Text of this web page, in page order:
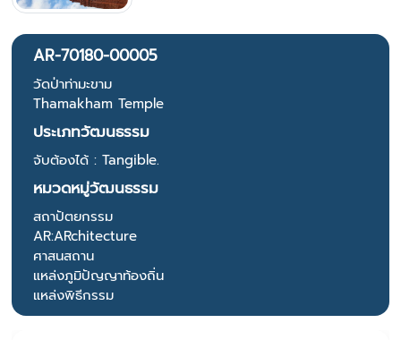
AR-70180-00005
วัดป่าท่ามะขาม
Thamakham Temple
ประเภทวัฒนธรรม
จับต้องได้ : Tangible.
หมวดหมู่วัฒนธรรม
สถาปัตยกรรม
AR:ARchitecture
ศาสนสถาน
แหล่งภูมิปัญญาท้องถิ่น
แหล่งพิธีกรรม